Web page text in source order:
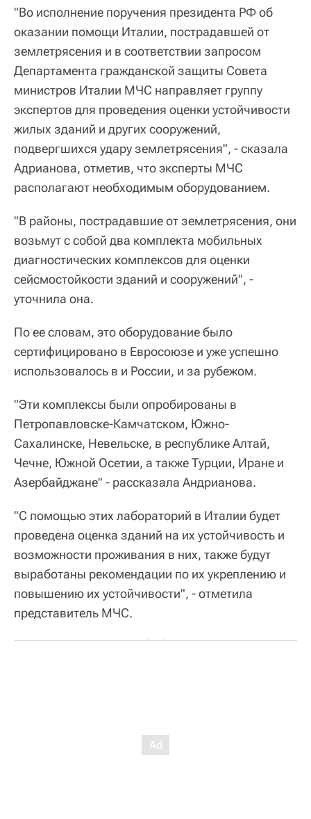
"Во исполнение поручения президента РФ об
оказании помощи Италии, пострадавшей от
землетрясения и в соответствии запросом
Департамента гражданской защиты Совета
министров Италии МЧС направляет группу
экспертов для проведения оценки устойчивости
жилых зданий и других сооружений,
подвергшихся удару землетрясения", - сказала
Адрианова, отметив, что эксперты МЧС
располагают необходимым оборудованием.
"В районы, пострадавшие от землетрясения, они
возьмут с собой два комплекта мобильных
диагностических комплексов для оценки
сейсмостойкости зданий и сооружений", -
уточнила она.
По ее словам, это оборудование было
сертифицировано в Евросоюзе и уже успешно
использовалось в и России, и за рубежом.
"Эти комплексы были опробированы в
Петропавловске-Камчатском, Южно-
Сахалинске, Невельске, в республике Алтай,
Чечне, Южной Осетии, а также Турции, Иране и
Азербайджане" - рассказала Андрианова.
"С помощью этих лабораторий в Италии будет
проведена оценка зданий на их устойчивость и
возможности проживания в них, также будут
выработаны рекомендации по их укреплению и
повышению их устойчивости", - отметила
представитель МЧС.